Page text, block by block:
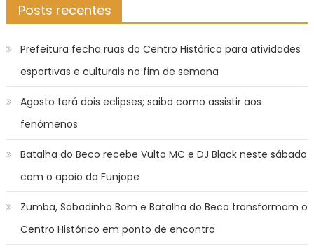
Posts recentes
Prefeitura fecha ruas do Centro Histórico para atividades
esportivas e culturais no fim de semana
Agosto terá dois eclipses; saiba como assistir aos
fenômenos
Batalha do Beco recebe Vulto MC e DJ Black neste sábado
com o apoio da Funjope
Zumba, Sabadinho Bom e Batalha do Beco transformam o
Centro Histórico em ponto de encontro